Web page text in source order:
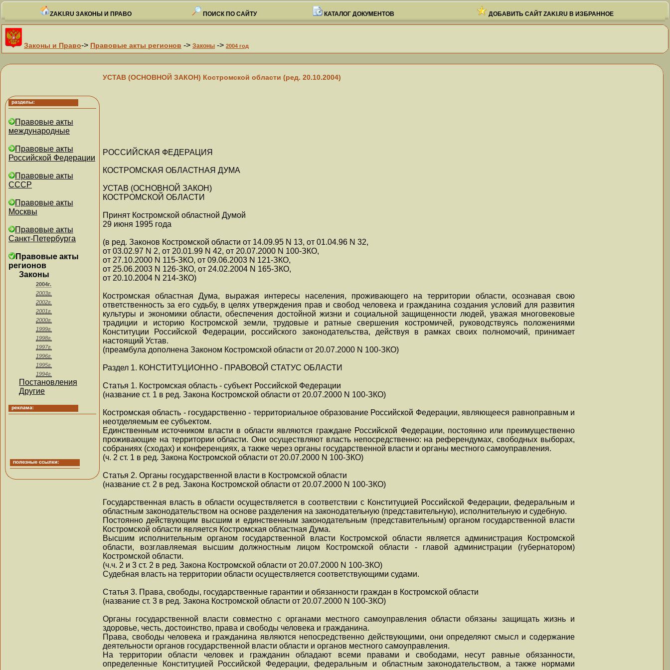
ZAKI.RU ЗАКОНЫ И ПРАВО ПОИСК ПО САЙТУ КАТАЛОГ ДОКУМЕНТОВ ДОБАВИТЬ САЙТ ZAKI.RU В ИЗБРАННОЕ
Законы и Право-> Правовые акты регионов -> Законы -> 2004 год
Правовые акты
международные
Правовые акты
Российской Федерации
Правовые акты
СССР
Правовые акты
Москвы
Правовые акты
Санкт-Петербурга
Правовые акты
регионов
Законы
2004г.
2003г.
2002г.
2001г.
2000г.
1999г.
1998г.
1997г.
1996г.
1995г.
1994г.
Постановления
Другие
УСТАВ (ОСНОВНОЙ ЗАКОН) Костромской области (ред. 20.10.2004)
РОССИЙСКАЯ ФЕДЕРАЦИЯ
КОСТРОМСКАЯ ОБЛАСТНАЯ ДУМА
УСТАВ (ОСНОВНОЙ ЗАКОН)
КОСТРОМСКОЙ ОБЛАСТИ
Принят Костромской областной Думой
29 июня 1995 года
(в ред. Законов Костромской области от 14.09.95 N 13, от 01.04.96 N 32,
от 03.02.97 N 2, от 20.01.99 N 42, от 20.07.2000 N 100-ЗКО,
от 27.10.2000 N 115-ЗКО, от 09.06.2003 N 121-ЗКО,
от 25.06.2003 N 126-ЗКО, от 24.02.2004 N 165-ЗКО,
от 20.10.2004 N 214-ЗКО)
Костромская областная Дума, выражая интересы населения, проживающего на территории области, осознавая свою
ответственность за его судьбу, в целях утверждения прав и свобод человека и гражданина создания условий для развития
культуры и экономики области, обеспечения достойной жизни и социальной защищенности людей, уважая многовековые
традиции и историю Костромской земли, трудовые и ратные свершения костромичей, руководствуясь положениями
Конституции Российской Федерации, российского законодательства, действуя в рамках своих полномочий, принимает
настоящий Устав.
(преамбула дополнена Законом Костромской области от 20.07.2000 N 100-ЗКО)
Раздел 1. КОНСТИТУЦИОННО - ПРАВОВОЙ СТАТУС ОБЛАСТИ
Статья 1. Костромская область - субъект Российской Федерации
(название ст. 1 в ред. Закона Костромской области от 20.07.2000 N 100-ЗКО)
Костромская область - государственно - территориальное образование Российской Федерации, являющееся равноправным и
неотделяемым ее субъектом.
Единственным источником власти в области являются граждане Российской Федерации, постоянно или преимущественно
проживающие на территории области. Они осуществляют власть непосредственно: на референдумах, свободных выборах,
собраниях (сходах) и конференциях, а также через органы государственной власти и органы местного самоуправления.
(ч. 2 ст. 1 в ред. Закона Костромской области от 20.07.2000 N 100-ЗКО)
Статья 2. Органы государственной власти в Костромской области
(название ст. 2 в ред. Закона Костромской области от 20.07.2000 N 100-ЗКО)
Государственная власть в области осуществляется в соответствии с Конституцией Российской Федерации, федеральным и
областным законодательством на основе разделения на законодательную (представительную), исполнительную и судебную.
Постоянно действующим высшим и единственным законодательным (представительным) органом государственной власти
Костромской области является Костромская областная Дума.
Высшим исполнительным органом государственной власти Костромской области является администрация Костромской
области, возглавляемая высшим должностным лицом Костромской области - главой администрации (губернатором)
Костромской области.
(ч.ч. 2 и 3 ст. 2 в ред. Закона Костромской области от 20.07.2000 N 100-ЗКО)
Судебная власть на территории области осуществляется соответствующими судами.
Статья 3. Права, свободы, государственные гарантии и обязанности граждан в Костромской области
(название ст. 3 в ред. Закона Костромской области от 20.07.2000 N 100-ЗКО)
Органы государственной власти совместно с органами местного самоуправления области обязаны защищать жизнь и
здоровье, честь, достоинство, права и свободы человека и гражданина.
Права, свободы человека и гражданина являются непосредственно действующими, они определяют смысл и содержание
деятельности органов государственной власти области и органов местного самоуправления.
На территории области человек и гражданин обладают всеми правами и свободами, несут равные обязанности,
определенные Конституцией Российской Федерации, федеральным и областным законодательством, а также нормами